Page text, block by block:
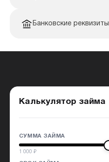
Банковские реквизиты
Калькулятор займа
СУММА ЗАЙМА
1 000 ₽